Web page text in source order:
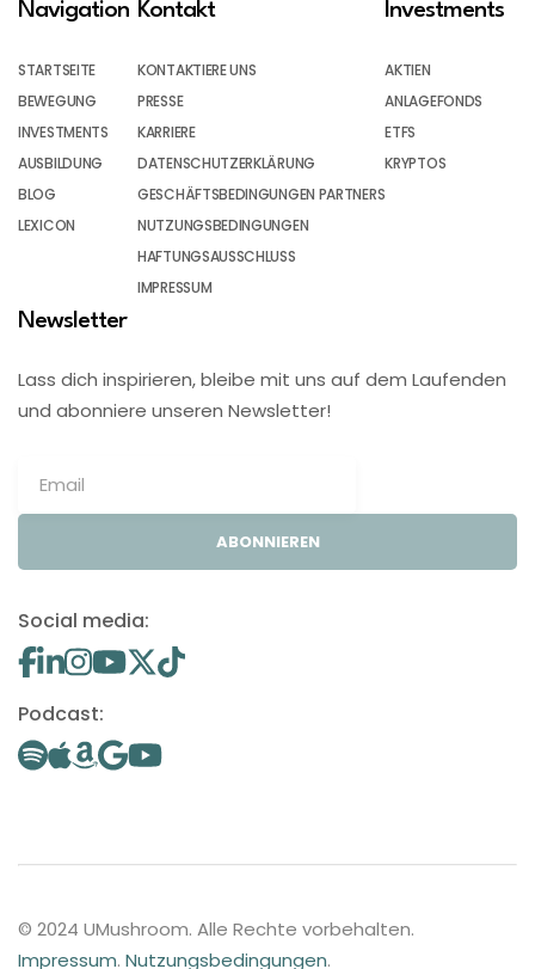
Navigation
STARTSEITE
BEWEGUNG
INVESTMENTS
AUSBILDUNG
BLOG
LEXICON
Kontakt
KONTAKTIERE UNS
PRESSE
KARRIERE
DATENSCHUTZERKLÄRUNG
GESCHÄFTSBEDINGUNGEN PARTNERS
NUTZUNGSBEDINGUNGEN
HAFTUNGSAUSSCHLUSS
IMPRESSUM
Investments
AKTIEN
ANLAGEFONDS
ETFS
KRYPTOS
Newsletter
Lass dich inspirieren, bleibe mit uns auf dem Laufenden
und abonniere unseren Newsletter!
ABONNIEREN
Social media:
Podcast:
© 2024 UMushroom. Alle Rechte vorbehalten.
Impressum. Nutzungsbedingungen.